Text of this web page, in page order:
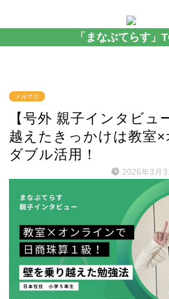
「まなぶてらす」
メルマガ
【号外 親子インタビュ
越えたきっかけは教室
ダブル活用！
2026年3月